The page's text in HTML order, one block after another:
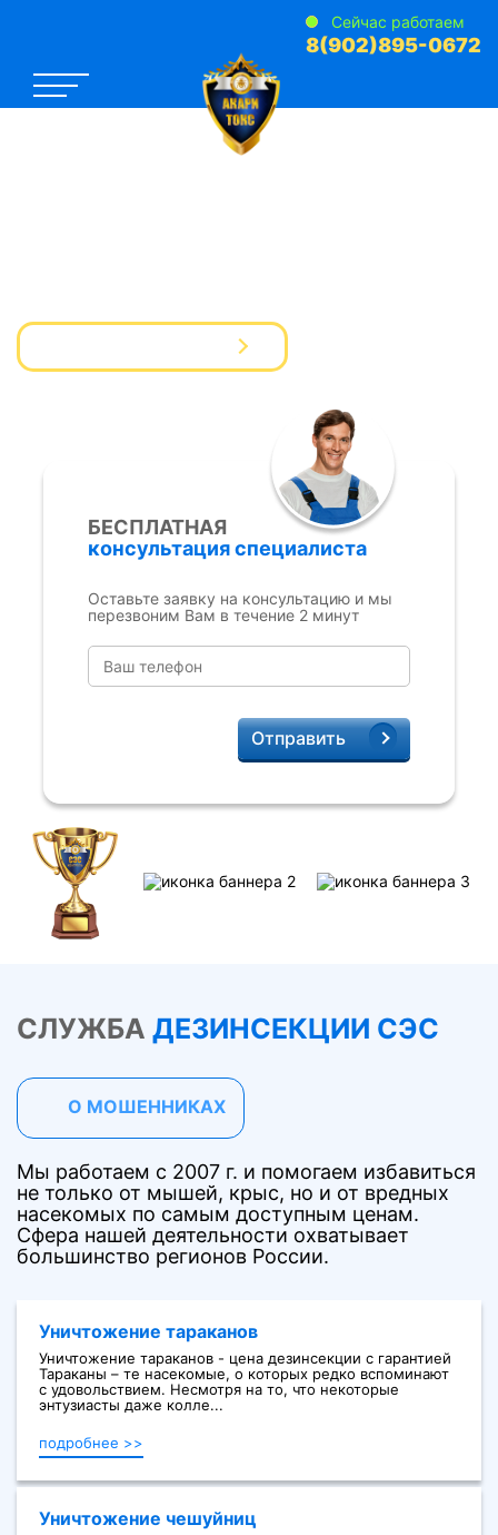
Сейчас работаем
8(902)895-0672
БЕСПЛАТНАЯ
консультация специалиста
Оставьте заявку на консультацию и мы
перезвоним Вам в течение 2 минут
Отправить
СЛУЖБА ДЕЗИНСЕКЦИИ СЭС
О МОШЕННИКАХ
Мы работаем с 2007 г. и помогаем избавиться
не только от мышей, крыс, но и от вредных
насекомых по самым доступным ценам.
Сфера нашей деятельности охватывает
большинство регионов России.
Уничтожение тараканов
Уничтожение тараканов - цена дезинсекции с гарантией
Тараканы – те насекомые, о которых редко вспоминают
с удовольствием. Несмотря на то, что некоторые
энтузиасты даже колле...
подробнее >>
Уничтожение чешуйниц